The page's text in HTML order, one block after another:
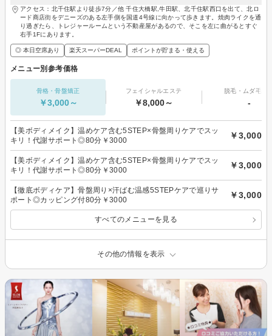
アクセス：北千住駅より徒歩7分／他 千住大橋駅,牛田駅、北千住駅西口を出て、北ロ
ード商店街をデニーズのある左手側を国道4号線に向かって歩きます。焼肉ライクを通
り過ぎたら、トレジャールームという不動産屋があるので、そこを左に曲がるとすぐ
右手1Fにあります。
◎ 本日空席あり 楽天スーパーDEAL ポイントが貯まる・使える
メニュー別参考価格
骨格・骨盤矯正
￥3,000～
フェイシャルエステ
￥8,000～
脱毛・ムダ毛処
-
【美ボディメイク】温めケア含む5STEP×骨盤周りケアでスッ
キリ！代謝サポート◎80分￥3000
￥3,000
【美ボディメイク】温めケア含む5STEP×骨盤周りケアでスッ
キリ！代謝サポート◎80分￥3000
￥3,000
【徹底ボディケア】骨盤周り×汗ばむ温感5STEPケアで巡りサ
ポート◎カッピング付80分￥3000
￥3,000
すべてのメニューを見る
その他の情報を表示